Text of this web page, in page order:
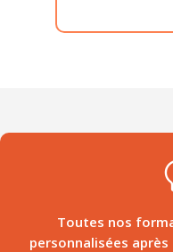
Toutes nos
personnalisées